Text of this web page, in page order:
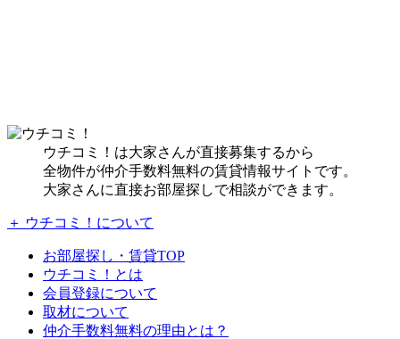
ウチコミ！は大家さんが直接募集するから
全物件が仲介手数料無料の賃貸情報サイトです。
大家さんに直接お部屋探しで相談ができます。
＋ ウチコミ！について
お部屋探し・賃貸TOP
ウチコミ！とは
会員登録について
取材について
仲介手数料無料の理由とは？